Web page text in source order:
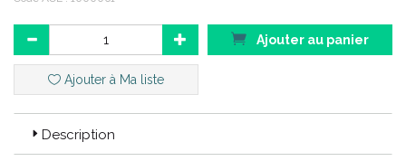
Code EAN : 3583310000610
Ajouter au panier
Ajouter à Ma liste
Description